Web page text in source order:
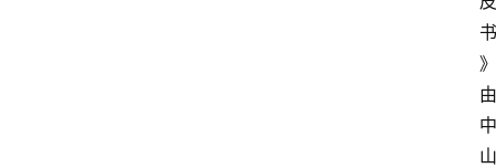
书
》
由
中
山